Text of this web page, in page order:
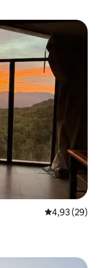
5 üzerinden
4,93 (29)